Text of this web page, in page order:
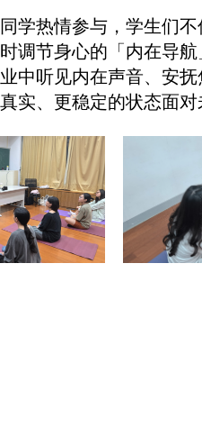
学热情参与，学生们
调节身心的「内在导
中听见内在声音、安
实、更稳定的状态面对